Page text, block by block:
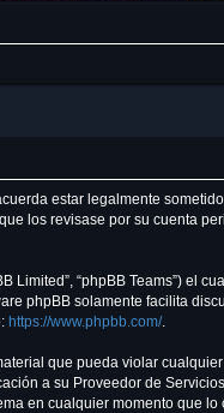
estar legalmente
los revisase por su cuenta
Limited”, “phpBB Teams”) el
phpBB solamente facilita
https://www.phpbb.com/.
que pueda violar
a su Proveedor de
en cualquier momento que